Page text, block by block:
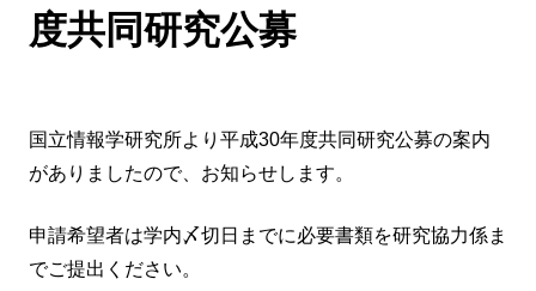
度共同研究公募
国立情報学研究所より平成30年度共同研究公募の案内
がありましたので、お知らせします。
申請希望者は学内〆切日までに必要書類を研究協力係ま
でご提出ください。